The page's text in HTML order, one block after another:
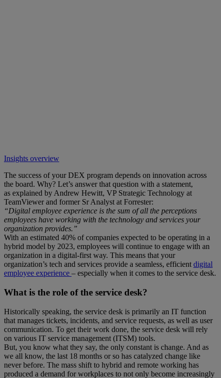
Insights overview
The success of your DEX program depends on innovation across
the board. Why? Let’s answer that question with a statement,
as explained by Andrew Hewitt, VP Strategic Technology at
TeamViewer and former Sr Analyst at Forrester:
“Digital employee experience is the sum of all the perceptions
employees have working with the technology and services your
organization provides.”
With an estimated 40% of companies expected to be operating in a
hybrid model by 2023, employees will continue to engage with an
organization in a digital-first way. This means that your
organization’s tech and services provide a seamless, efficientdigital
employee experience – especially when it comes to the service desk.
What is the role of the service desk?
Historically speaking, the service desk is primarily an IT function
that manages tickets, incidents, and service requests, as well as user
communication. To get their work done, the service desk will rely
on various IT service management (ITSM) tools.
But, you know what they say, the only constant is change. And as
we all know, the last 18 months or so has catalyzed change like
never before. The mass shift to hybrid and remote working has
produced a demand for workplaces to not only become increasingly